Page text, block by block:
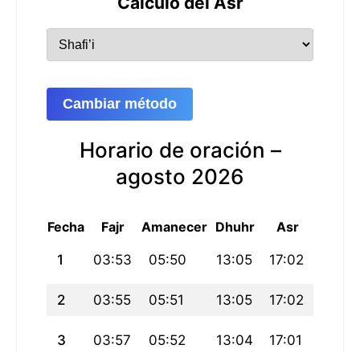
Cambiar método
Horario de oración –
agosto 2026
Fecha Fajr Amanecer Dhuhr Asr
1 03:53 05:50 13:05 17:02
2 03:55 05:51 13:05 17:02
3 03:57 05:52 13:04 17:01